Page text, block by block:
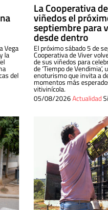
Vega
la
del
La Cooperativa
viñedos el
septiembre para
desde dentro
El próximo sábado 5 de
Cooperativa de Viver
de sus viñedos para
de ‘Tiempo de
enoturismo que invita a
momentos más
vitivinícola.
05/08/2026Actualidad